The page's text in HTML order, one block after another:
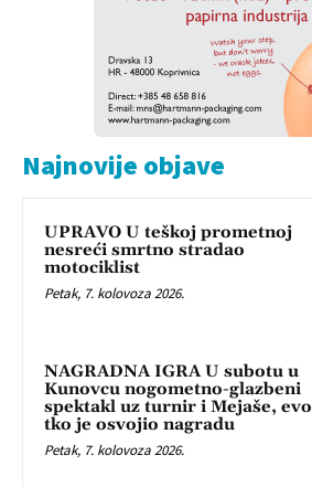
Najnovije objave
UPRAVO U teškoj prometnoj
nesreći smrtno stradao
motociklist
Petak, 7. kolovoza 2026.
NAGRADNA IGRA U subotu u
Kunovcu nogometno-glazbeni
spektakl uz turnir i Mejaše, evo
tko je osvojio nagradu
Petak, 7. kolovoza 2026.